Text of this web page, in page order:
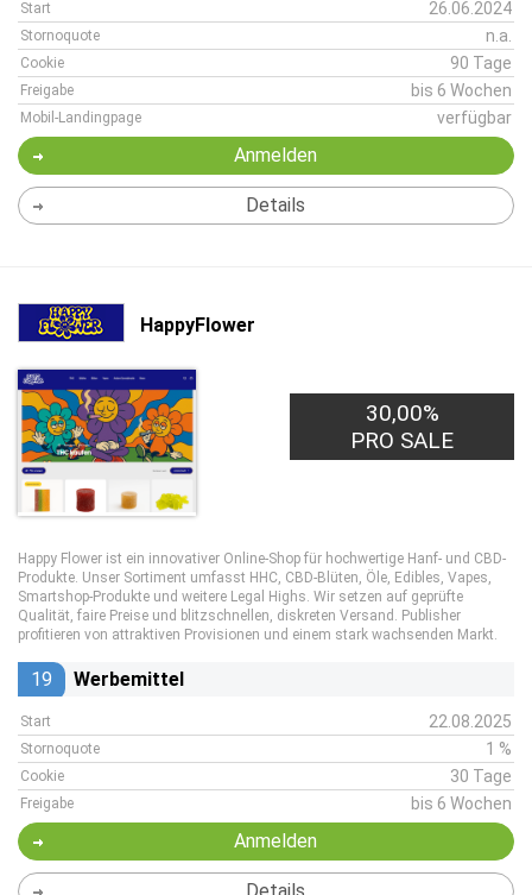
Start 26.06.2024
Stornoquote n.a.
Cookie 90 Tage
Freigabe bis 6 Wochen
Mobil-Landingpage verfügbar
Anmelden
Details
HappyFlower
30,00%
PRO SALE
Happy Flower ist ein innovativer Online-Shop für hochwertige Hanf- und CBD-
Produkte. Unser Sortiment umfasst HHC, CBD-Blüten, Öle, Edibles, Vapes,
Smartshop-Produkte und weitere Legal Highs. Wir setzen auf geprüfte
Qualität, faire Preise und blitzschnellen, diskreten Versand. Publisher
profitieren von attraktiven Provisionen und einem stark wachsenden Markt.
19 Werbemittel
Start 22.08.2025
Stornoquote 1 %
Cookie 30 Tage
Freigabe bis 6 Wochen
Anmelden